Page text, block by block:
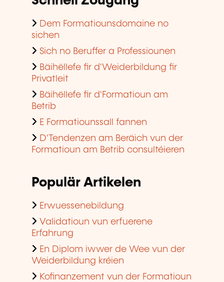
Dem Formatiounsdomaine no
sichen
Sich no Beruffer a Professiounen
Bäihëllefe fir d'Weiderbildung fir
Privatleit
Bäihëllefe fir d'Formatioun am
Betrib
E Formatiounssall fannen
D'Tendenzen am Beräich vun der
Formatioun am Betrib consultéieren
Populär Artikelen
Erwuessenebildung
Validatioun vun erfuerene
Erfahrung
En Diplom iwwer de Wee vun der
Weiderbildung kréien
Kofinanzement vun der Formatioun